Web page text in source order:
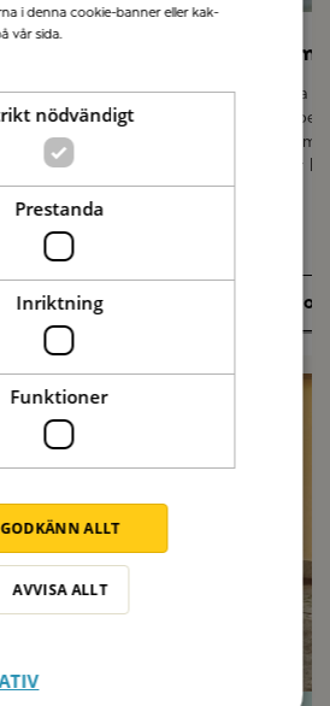
du hundratals
smaker och
grillat,
till långa sköna lata
Låt
Olivolja
finns i
passar
i denna cookie-banner eller kak-
vår sida.
nödvändigt
Prestanda
Inriktning
Funktioner
GODKÄNN ALLT
AVVISA ALLT